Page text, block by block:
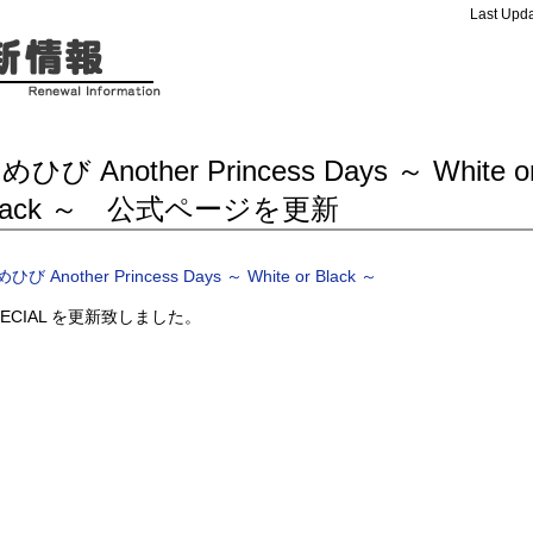
Last
ひび Another Princess Days ～ White
～ 公式ページを更新
ひび Another Princess Days ～ White or Black ～
を更新致しました。